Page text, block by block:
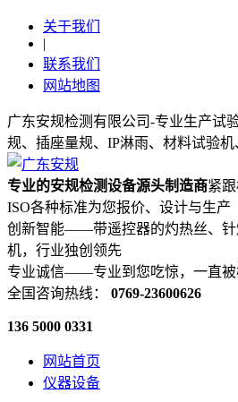
关于我们
|
联系我们
网站地图
广东安规检测有限公司-专业生产试
规、插座量规、IP淋雨、材料试验
专业的安规检测设备源头制造商紧
ISO各种标准为您报价、设计与生产
创新智能——带遥控器的灼热丝、针
机，行业独创领先
专业诚信——专业到您吃惊，一直被
全国咨询热线： 0769-23600626
136 5000 0331
网站首页
仪器设备